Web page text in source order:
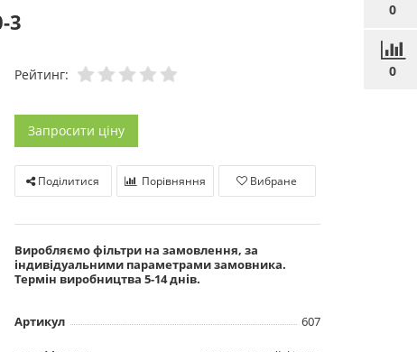
0
0
3
Рейтинг:
Запросити ціну
Поділитися Порівняння Вибране
Виробляємо фільтри на замовлення, за
індивідуальними параметрами замовника.
Термін виробництва 5-14 днів.
Артикул 607